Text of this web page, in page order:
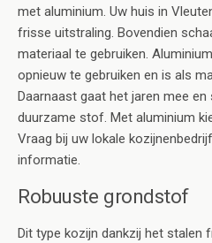
met aluminium. Uw huis in
frisse uitstraling. Bovendien
materiaal te gebruiken.
opnieuw te gebruiken en is als
Daarnaast gaat het jaren mee
duurzame stof. Met aluminium
Vraag bij uw lokale
informatie.
Robuuste grondstof
Dit type kozijn dankzij het stalen